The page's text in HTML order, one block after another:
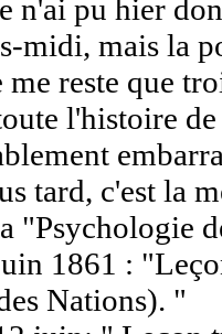
n'ai pu hier
midi, mais la
reste que
l'histoire
tard, c'est la
"Psychologie
1861 :
Nations). "